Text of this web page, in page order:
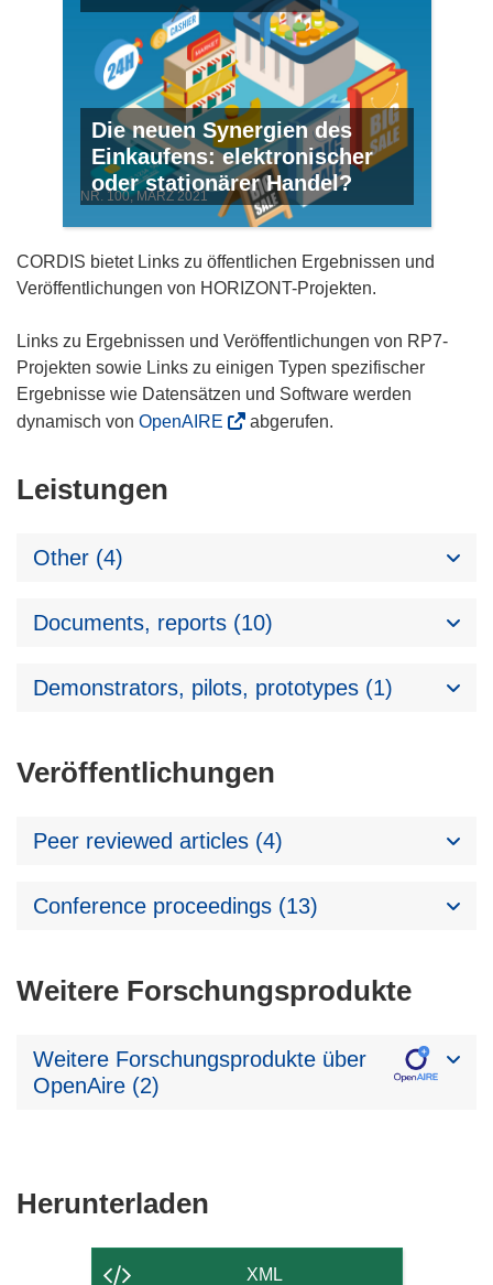
Die neuen Synergien des
Einkaufens: elektronischer
oder stationärer Handel?
NR. 100, MÄRZ 2021
CORDIS bietet Links zu öffentlichen Ergebnissen und
Veröffentlichungen von HORIZONT-Projekten.
Links zu Ergebnissen und Veröffentlichungen von RP7-
Projekten sowie Links zu einigen Typen spezifischer
Ergebnisse wie Datensätzen und Software werden
dynamisch von OpenAIRE abgerufen.
Leistungen
Other (4)
Documents, reports (10)
Demonstrators, pilots, prototypes (1)
Veröffentlichungen
Peer reviewed articles (4)
Conference proceedings (13)
Weitere Forschungsprodukte
Weitere Forschungsprodukte über
OpenAire (2)
Herunterladen
derXML